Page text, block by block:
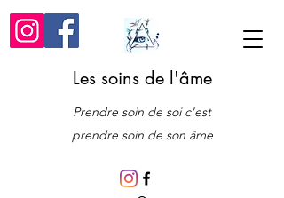
Les soins de l'âme
Prendre soin de soi c'est
prendre soin de son âme